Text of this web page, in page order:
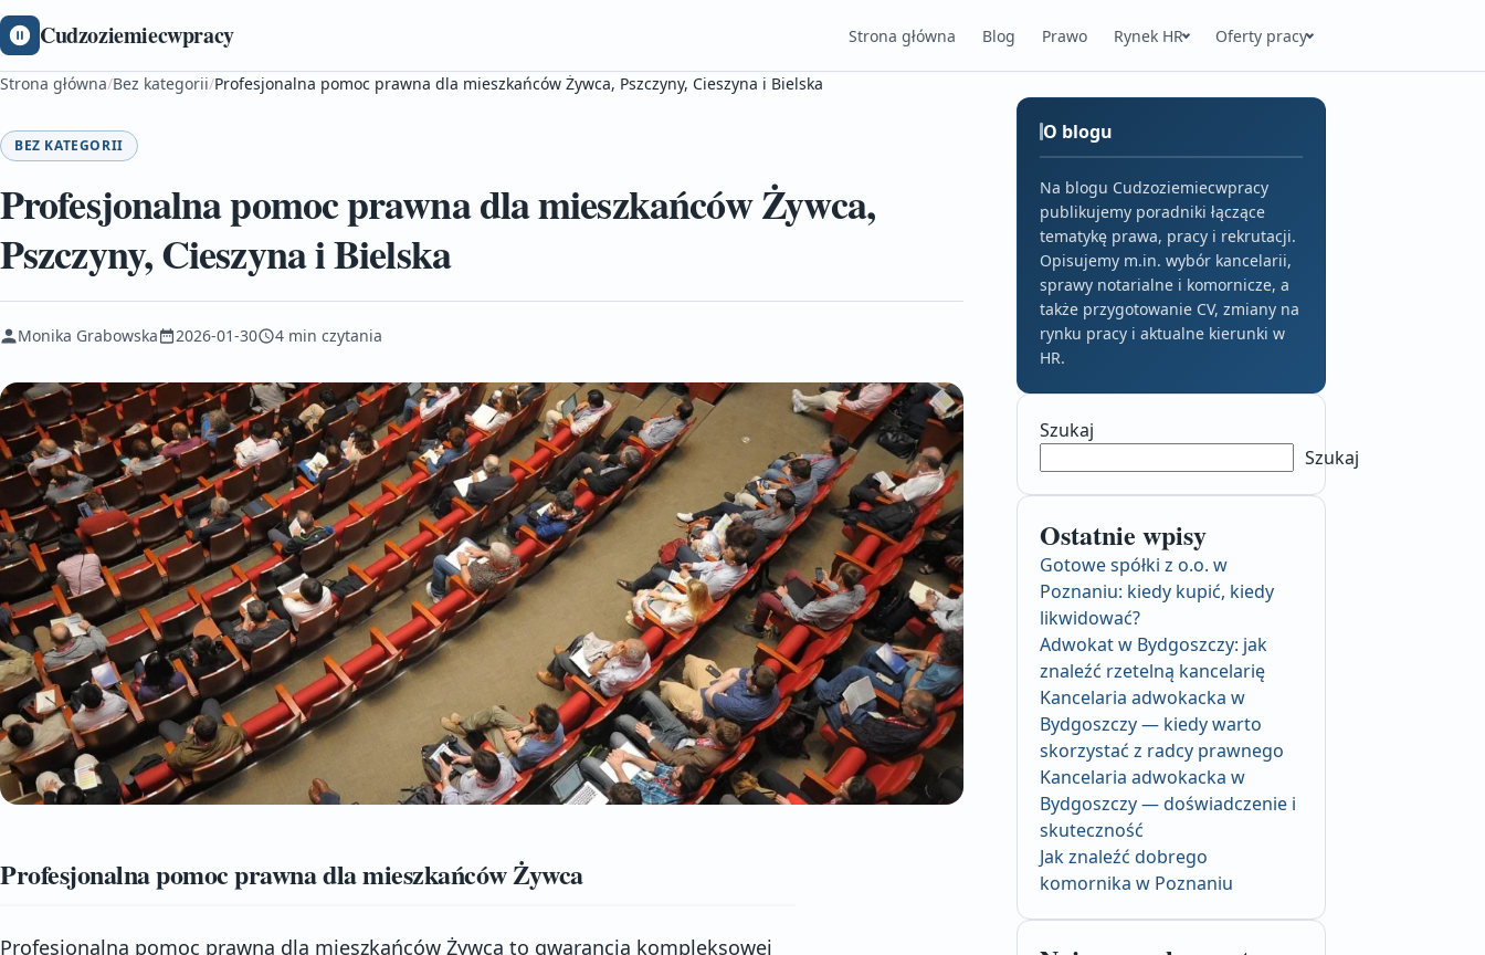
Cudzoziemiecwpracy Strona główna Blog Prawo Rynek HR Oferty pracy
Strona główna/Bez kategorii/Profesjonalna pomoc prawna dla mieszkańców Żywca, Pszczyny, Cieszyna i Bielska
BEZ KATEGORII
Profesjonalna pomoc prawna dla mieszkańców Żywca,
Pszczyny, Cieszyna i Bielska
Monika Grabowska 2026-01-30 4 min czytania
Profesjonalna pomoc prawna dla mieszkańców Żywca
Profesjonalna pomoc prawna dla mieszkańców Żywca to gwarancja kompleksowej
O blogu
Na blogu Cudzoziemiecwpracy
publikujemy poradniki łączące
tematykę prawa, pracy i rekrutacji.
Opisujemy m.in. wybór kancelarii,
sprawy notarialne i komornicze, a
także przygotowanie CV, zmiany na
rynku pracy i aktualne kierunki w
HR.
Szukaj
Szukaj
Ostatnie wpisy
Gotowe spółki z o.o. w
Poznaniu: kiedy kupić, kiedy
likwidować?
Adwokat w Bydgoszczy: jak
znaleźć rzetelną kancelarię
Kancelaria adwokacka w
Bydgoszczy — kiedy warto
skorzystać z radcy prawnego
Kancelaria adwokacka w
Bydgoszczy — doświadczenie i
skuteczność
Jak znaleźć dobrego
komornika w Poznaniu